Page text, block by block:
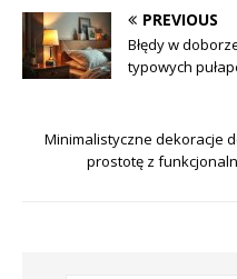
PREVIOUS
Błędy w
typowych
Minimalistyczne dekoracje
prostotę z